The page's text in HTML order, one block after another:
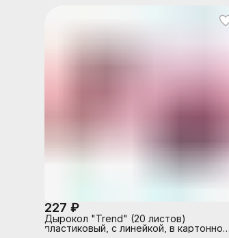
227 ₽
Дырокол "Trend" (20 листов)
пластиковый, с линейкой, в картонной